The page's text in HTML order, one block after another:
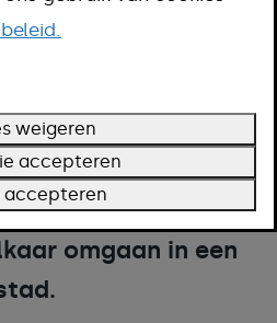
is voor
verboden spullen
van
verbergen.
een nadelig effect
omgaan in een
weigeren
accepteren
accepteren